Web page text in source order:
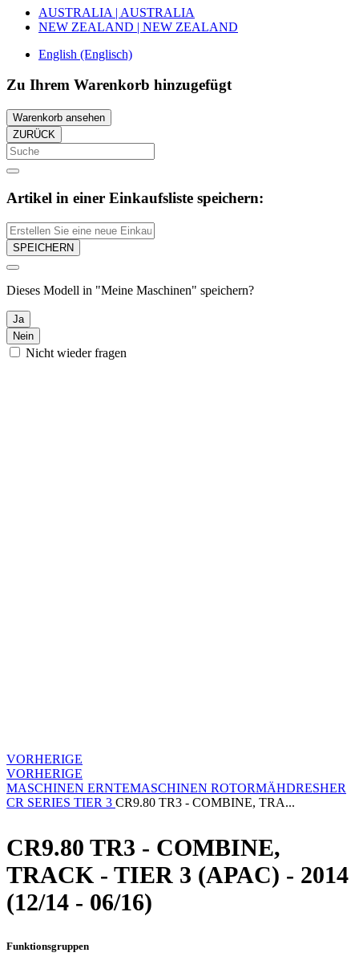
AUSTRALIA | AUSTRALIA
NEW ZEALAND | NEW ZEALAND
English (Englisch)
Zu Ihrem Warenkorb hinzugefügt
Warenkorb ansehen
ZURÜCK
Artikel in einer Einkaufsliste speichern:
SPEICHERN
Dieses Modell in "Meine Maschinen" speichern?
Ja
Nein
Nicht wieder fragen
VORHERIGE
VORHERIGE
MASCHINEN ERNTEMASCHINEN ROTORMÄHDRESHER
CR SERIES TIER 3 CR9.80 TR3 - COMBINE, TRA...
CR9.80 TR3 - COMBINE,
TRACK - TIER 3 (APAC) - 2014
(12/14 - 06/16)
Funktionsgruppen